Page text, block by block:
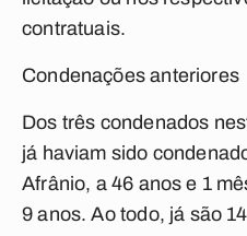
contratuais.
Condenações anteriores
Dos três condenados
já haviam sido
Afrânio, a 46 anos e 1
9 anos. Ao todo, já são